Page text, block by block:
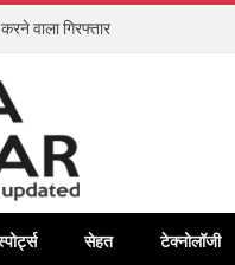
वाला गिरफ्तार
सेहत टेक्नोलॉजी